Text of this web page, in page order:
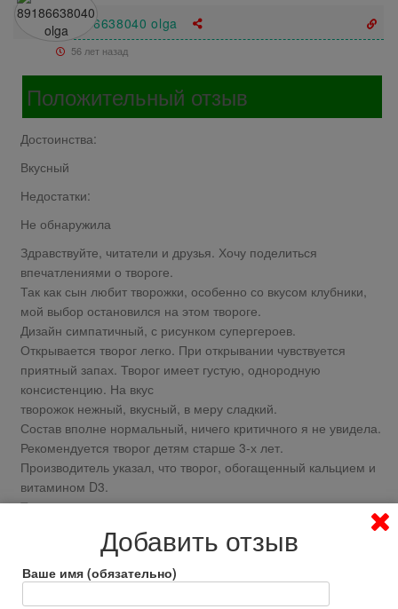
89186638040 olga
56 лет назад
Положительный отзыв
Достоинства:
Вкусный
Недостатки:
Не обнаружила
Здравствуйте, читатели и друзья. Хочу поделиться
впечатлениями о твороге.
Так как сын любит творожки, особенно со вкусом клубники,
мой выбор остановился на этом твороге.
Дизайн симпатичный, с рисунком супергероев.
Открывается творог легко. При открывании чувствуется
приятный запах. Творог имеет густую, однородную
консистенцию. На вкус
творожок нежный, вкусный, в меру сладкий.
Состав вполне нормальный, ничего критичного я не увидела.
Рекомендуется творог детям старше 3-х лет.
Производитель указал, что творог, обогащенный кальцием и
витамином D3.
Творог сыну очень понравился, иногда можно купить.
Ответить
Добавить отзыв
Ваше имя (обязательно)